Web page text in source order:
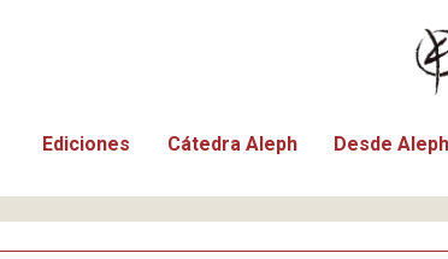
Ediciones Cátedra Aleph Desde Aleph